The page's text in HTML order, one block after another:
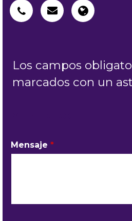
Los campos
marcados con un
Mensaje *